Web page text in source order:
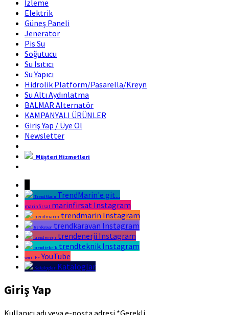
İzleme
Elektrik
Güneş Paneli
Jenerator
Pis Su
Soğutucu
Su Isıtıcı
Su Yapıcı
Hidrolik Platform/Pasarella/Kreyn
Su Altı Aydınlatma
BALMAR Alternatör
KAMPANYALI ÜRÜNLER
Giriş Yap / Üye Ol
Newsletter
Müşteri Hizmetleri
TrendMarin TrendMarin'e git...
marinfirsat marinfirsat Instagram
trendmarin trendmarin Instagram
trendkaravan trendkaravan Instagram
trendenerji trendenerji Instagram
trendteknik trendteknik Instagram
YouTube YouTube
Kataloglar Kataloglar
Giriş Yap